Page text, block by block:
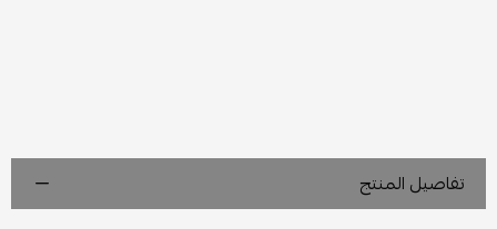
تفاصيل المنتج